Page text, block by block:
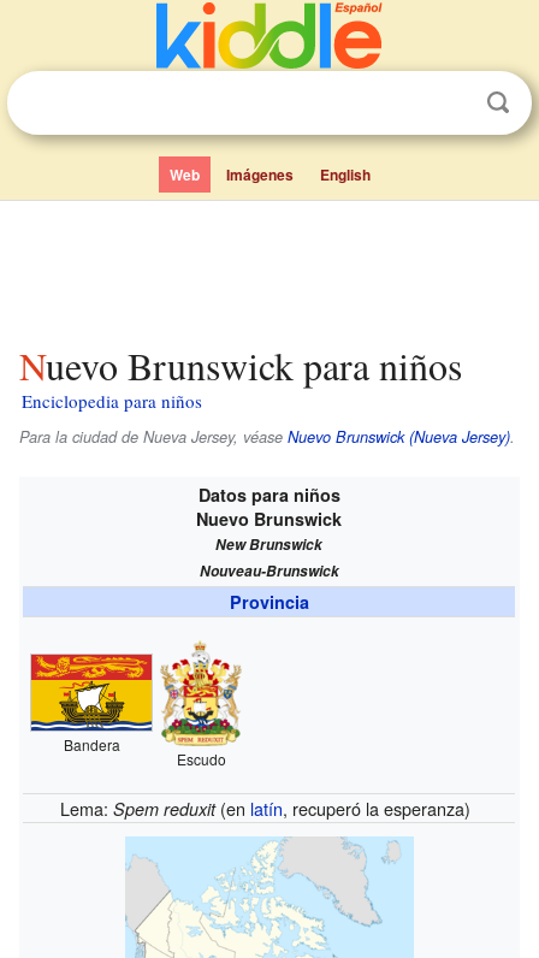
Web Imágenes English
Nuevo Brunswick para niños
Enciclopedia para niños
Para la ciudad de Nueva Jersey, véase Nuevo Brunswick (Nueva Jersey).
Datos para niños
Nuevo Brunswick
New Brunswick
Nouveau-Brunswick
Provincia
Bandera
Escudo
Lema:Spem reduxit(en latín, recuperó la esperanza)